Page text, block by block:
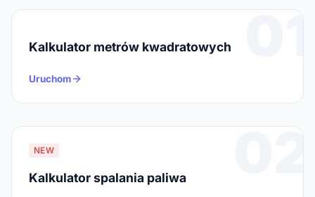
01
Kalkulator metrów kwadratowych
Uruchom
02
NEW
Kalkulator spalania paliwa